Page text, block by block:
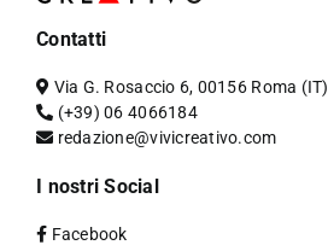
Contatti
Via G. Rosaccio 6, 00156 Roma (IT)
(+39) 06 4066184
redazione@vivicreativo.com
I nostri Social
Facebook